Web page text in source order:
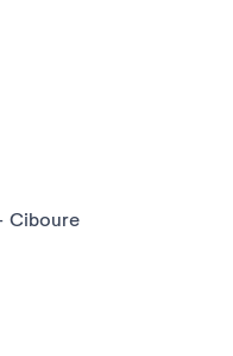
Ciboure